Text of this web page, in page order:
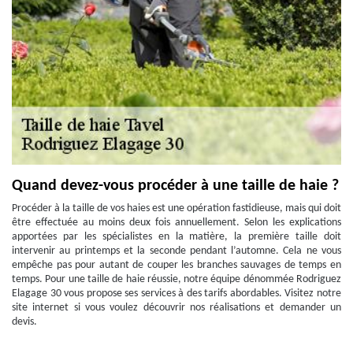
Quand devez-vous procéder à une taille de haie ?
Procéder à la taille de vos haies est une opération fastidieuse, mais qui doit
être effectuée au moins deux fois annuellement. Selon les explications
apportées par les spécialistes en la matière, la première taille doit
intervenir au printemps et la seconde pendant l’automne. Cela ne vous
empêche pas pour autant de couper les branches sauvages de temps en
temps. Pour une taille de haie réussie, notre équipe dénommée Rodriguez
Elagage 30 vous propose ses services à des tarifs abordables. Visitez notre
site internet si vous voulez découvrir nos réalisations et demander un
devis.